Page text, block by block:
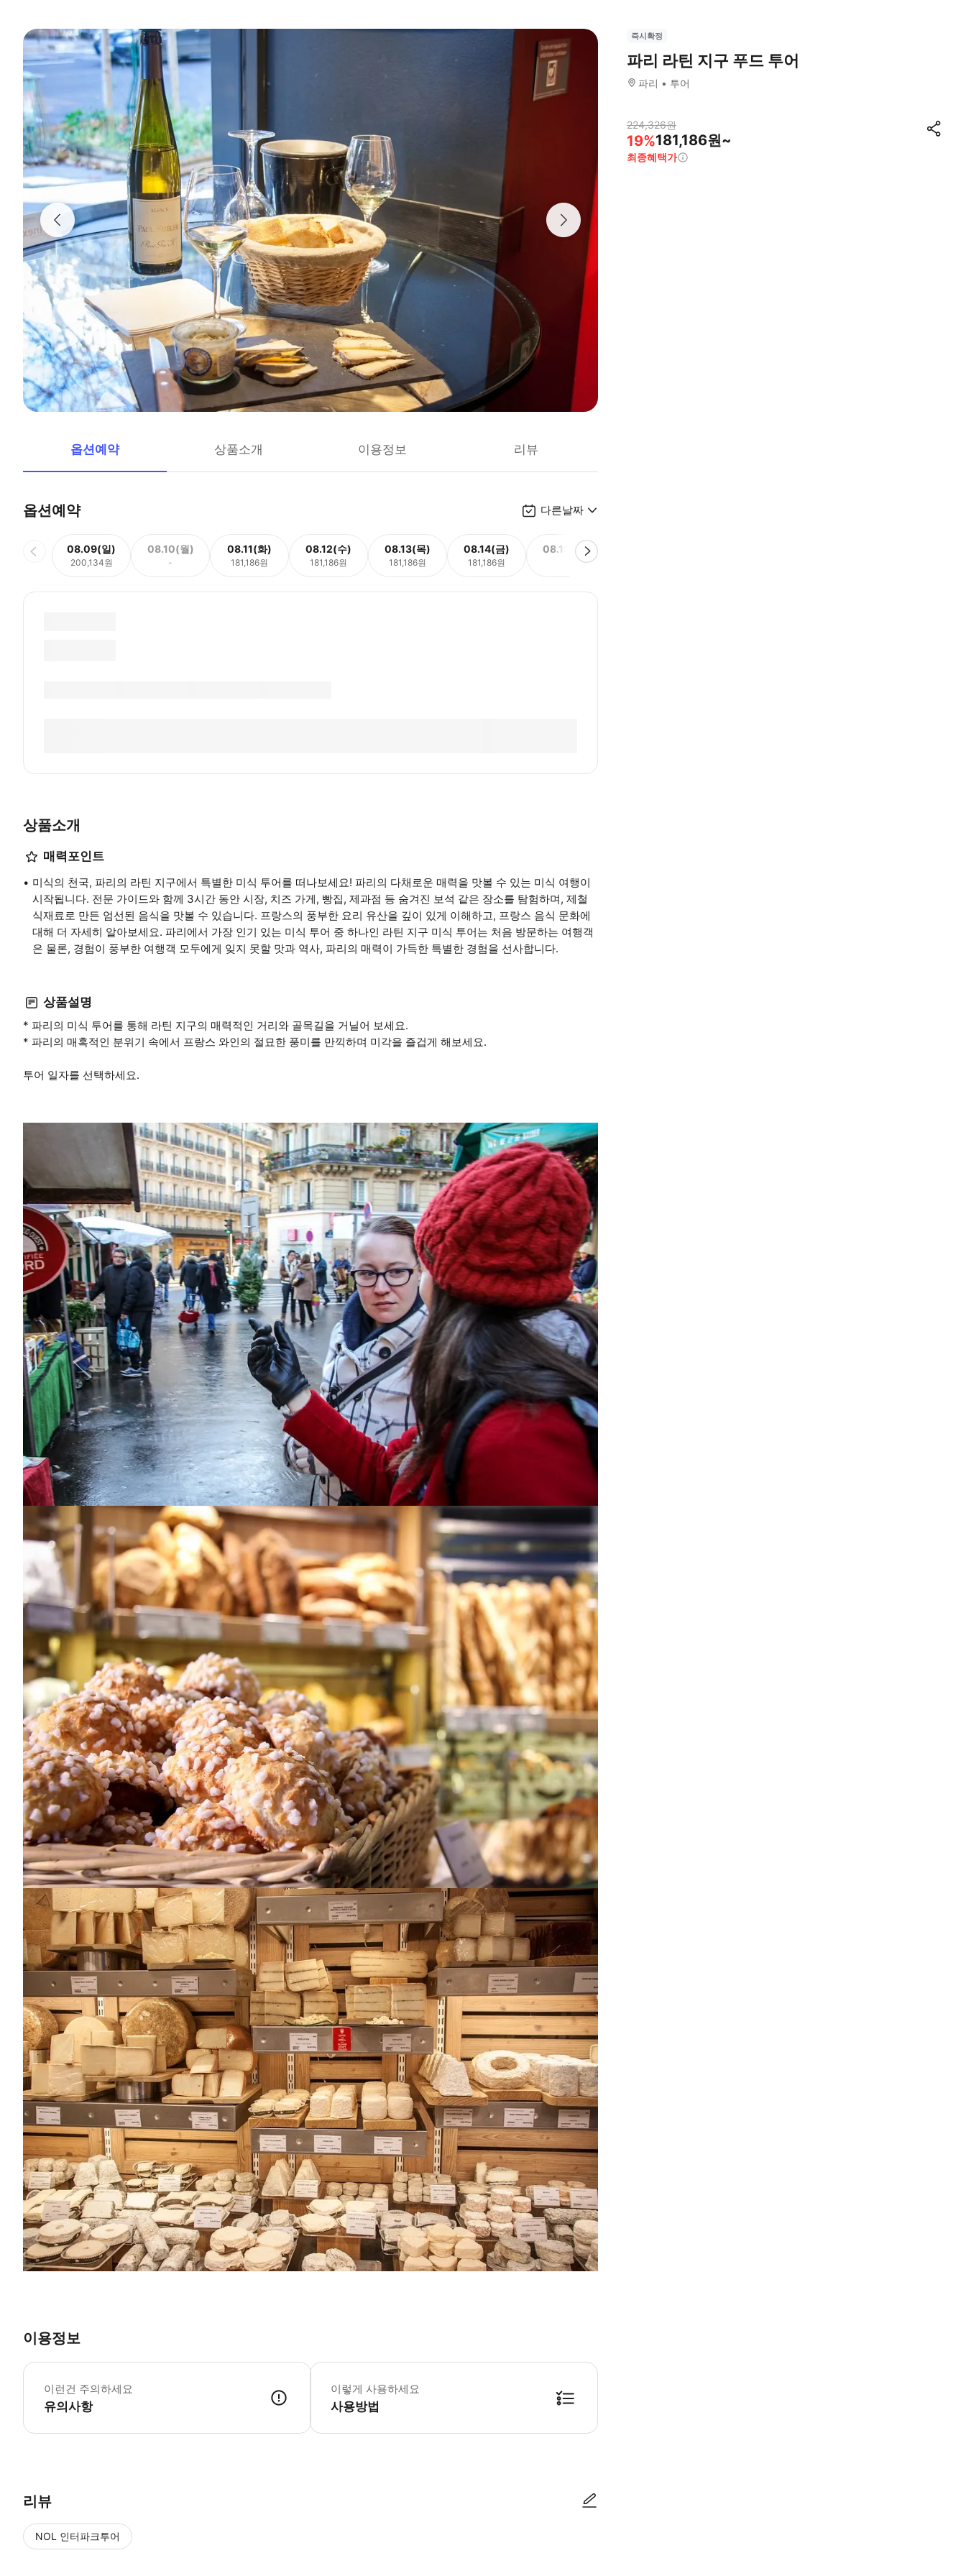
옵션예약 상품소개 이용정보 리뷰
옵션예약 다른날짜
08.09(일)
200,134원
08.10(월)
-
08.11(화)
181,186원
08.12(수)
181,186원
08.13(목)
181,186원
08.14(금)
181,186원
08.15(토)
상품소개
매력포인트
미식의 천국, 파리의 라틴 지구에서 특별한 미식 투어를 떠나보세요! 파리의 다채로운 매력을 맛볼 수 있는 미식 여행이
시작됩니다. 전문 가이드와 함께 3시간 동안 시장, 치즈 가게, 빵집, 제과점 등 숨겨진 보석 같은 장소를 탐험하며, 제철
식재료로 만든 엄선된 음식을 맛볼 수 있습니다. 프랑스의 풍부한 요리 유산을 깊이 있게 이해하고, 프랑스 음식 문화에
대해 더 자세히 알아보세요. 파리에서 가장 인기 있는 미식 투어 중 하나인 라틴 지구 미식 투어는 처음 방문하는 여행객
은 물론, 경험이 풍부한 여행객 모두에게 잊지 못할 맛과 역사, 파리의 매력이 가득한 특별한 경험을 선사합니다.
상품설명
* 파리의 미식 투어를 통해 라틴 지구의 매력적인 거리와 골목길을 거닐어 보세요.
* 파리의 매혹적인 분위기 속에서 프랑스 와인의 절묘한 풍미를 만끽하며 미각을 즐겁게 해보세요.
투어 일자를 선택하세요.
이용정보
이런건 주의하세요
유의사항
이렇게 사용하세요
사용방법
리뷰
NOL 인터파크투어
즉시확정
파리 라틴 지구 푸드 투어
파리 투어
224,326원
19%181,186원~
최종혜택가